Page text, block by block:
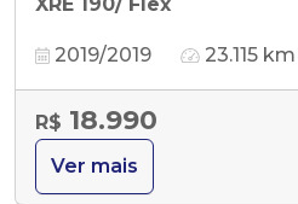
2019/2019 23.115 km
R$ 18.990
Ver mais